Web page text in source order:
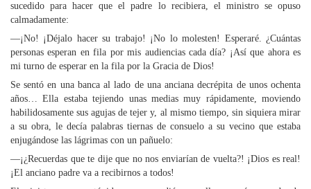
sucedido para hacer que el padre lo recibiera, el ministro se opuso
calmadamente:
—¡No! ¡Déjalo hacer su trabajo! ¡No lo molesten! Esperaré. ¿Cuántas
personas esperan en fila por mis audiencias cada día? ¡Así que ahora es
mi turno de esperar en la fila por la Gracia de Dios!
Se sentó en una banca al lado de una anciana decrépita de unos ochenta
años… Ella estaba tejiendo unas medias muy rápidamente, moviendo
habilidosamente sus agujas de tejer y, al mismo tiempo, sin siquiera mirar
a su obra, le decía palabras tiernas de consuelo a su vecino que estaba
enjugándose las lágrimas con un pañuelo:
—¡¿Recuerdas que te dije que no nos enviarían de vuelta?! ¡Dios es real!
¡El anciano padre va a recibirnos a todos!